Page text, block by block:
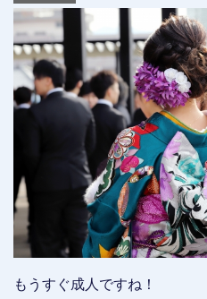
もうすぐ成人ですね！